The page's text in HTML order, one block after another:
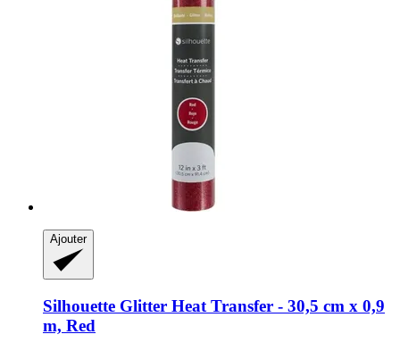
Ajouter
Silhouette Glitter Heat Transfer -​ 30,5 cm x 0,9
m, Red